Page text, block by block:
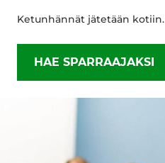
Ketunhännät jätetään kotiin.
HAE SPARRAAJAKSI